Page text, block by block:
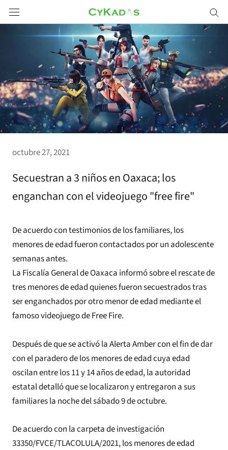
Saltar
a
contenido
octubre 27, 2021
Secuestran a 3 niños en Oaxaca; los
enganchan con el videojuego "free fire"
De acuerdo con testimonios de los familiares, los
menores de edad fueron contactados por un adolescente
semanas antes.
La Fiscalía General de Oaxaca informó sobre el rescate de
tres menores de edad quienes fueron secuestrados tras
ser enganchados por otro menor de edad mediante el
famoso videojuego de Free Fire.
Después de que se activó la Alerta Amber con el fin de dar
con el paradero de los menores de edad cuya edad
oscilan entre los 11 y 14 años de edad, la autoridad
estatal detalló que se localizaron y entregaron a sus
familiares la noche del sábado 9 de octubre.
De acuerdo con la carpeta de investigación
33350/FVCE/TLACOLULA/2021, los menores de edad